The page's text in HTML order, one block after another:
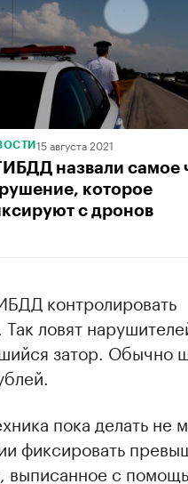
15 августа 2021
назвали самое
которое
с дронов
контролировать
ловят
затор. Обычно
пока делать не
фиксировать
выписанное с